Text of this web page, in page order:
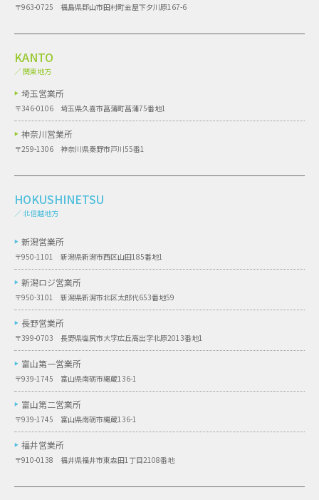
〒963-0725 福島県郡山市田村町金屋下夕川原167-6
KANTO
／ 関東地方
埼玉営業所
〒346-0106 埼玉県久喜市菖蒲町菖蒲75番地1
神奈川営業所
〒259-1306 神奈川県秦野市戸川55番1
HOKUSHINETSU
／ 北信越地方
新潟営業所
〒950-1101 新潟県新潟市西区山田185番地1
新潟ロジ営業所
〒950-3101 新潟県新潟市北区太郎代653番地59
長野営業所
〒399-0703 長野県塩尻市大字広丘高出字北原2013番地1
富山第一営業所
〒939-1745 富山県南砺市縄蔵136-1
富山第二営業所
〒939-1745 富山県南砺市縄蔵136-1
福井営業所
〒910-0138 福井県福井市東森田1丁目2108番地